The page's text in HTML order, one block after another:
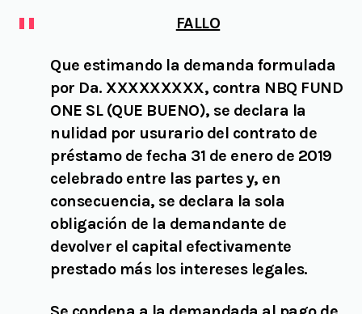
FALLO
Que estimando la demanda formulada
por Dª. XXXXXXXXX, contra NBQ FUND
ONE SL (QUE BUENO), se declara la
nulidad por usurario del contrato de
préstamode fecha 31 de enero de 2019
celebrado entre las partes y, en
consecuencia, se declara la sola
obligación de la demandante de
devolver el capital efectivamente
prestado más los intereses legales.